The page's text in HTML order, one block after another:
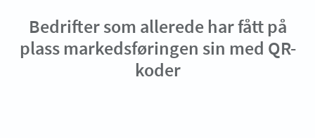
Bedrifter som allerede har fått på
plass markedsføringen sin med QR-
koder